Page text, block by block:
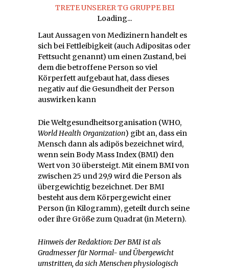
TRETE UNSERER TG GRUPPE BEI
Loading...
Laut Aussagen von Medizinern handelt es
sich bei Fettleibigkeit (auch Adipositas oder
Fettsucht genannt) um einen Zustand, bei
dem die betroffene Person so viel
Körperfett aufgebaut hat, dass dieses
negativ auf die Gesundheit der Person
auswirken kann
Die Weltgesundheitsorganisation (WHO,
World Health Organization) gibt an, dass ein
Mensch dann als adipös bezeichnet wird,
wenn sein Body Mass Index (BMI) den
Wert von 30 übersteigt. Mit einem BMI von
zwischen 25 und 29,9 wird die Person als
übergewichtig bezeichnet. Der BMI
besteht aus dem Körpergewicht einer
Person (in Kilogramm), geteilt durch seine
oder ihre Größe zum Quadrat (in Metern).
Hinweis der Redaktion: Der BMI ist als
Gradmesser für Normal- und Übergewicht
umstritten, da sich Menschen physiologisch